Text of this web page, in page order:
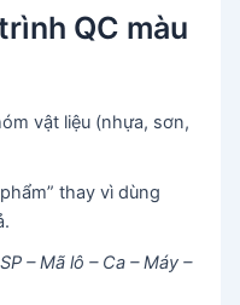
QC màu
vật liệu (nhựa, sơn,
thay vì dùng
– Mã lô – Ca – Máy –